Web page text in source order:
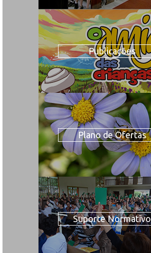
Publicações
Plano de Ofertas
Suporte Normativo